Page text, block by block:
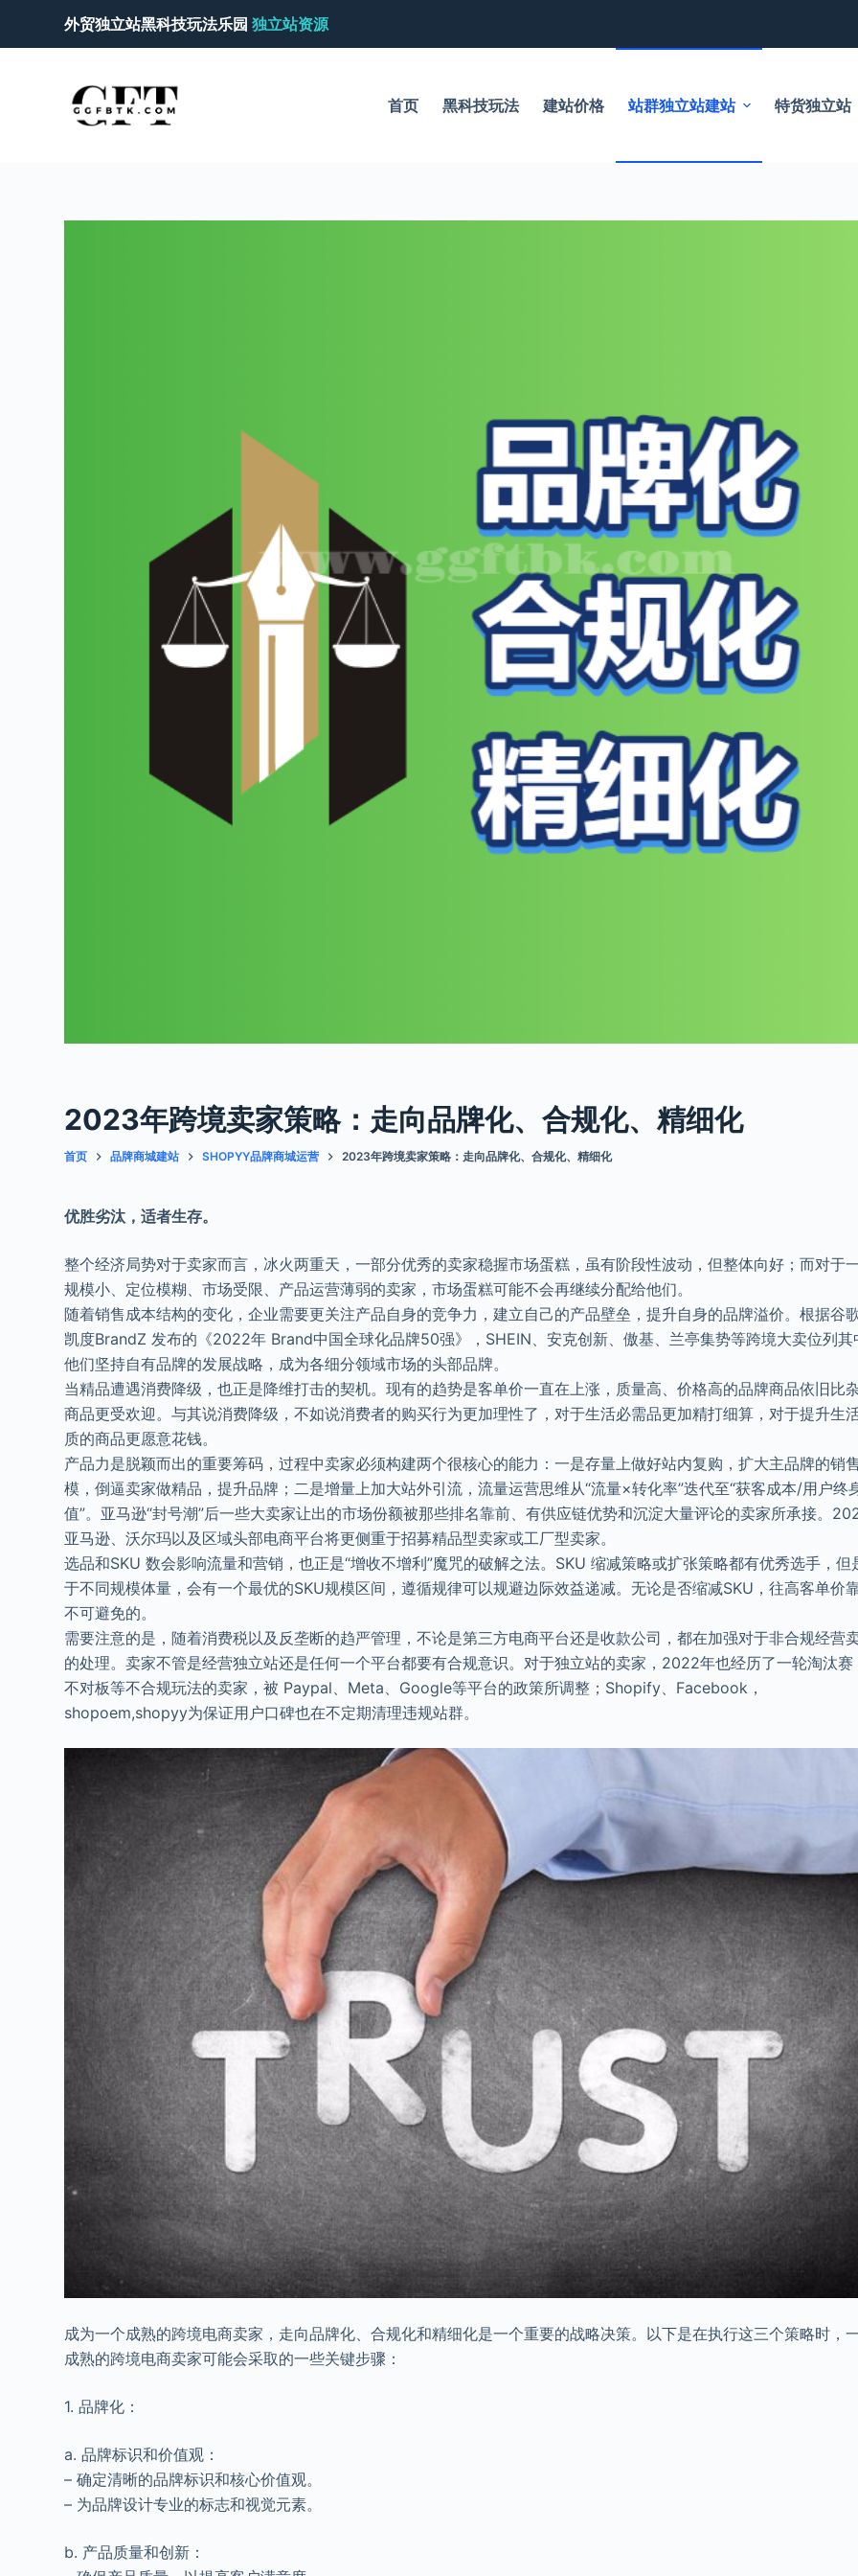
过
外贸独立站黑科技玩法乐园独立站资源
首页 黑科技玩法 建站价格 站群独立站建站 特货独立站
2023年跨境卖家策略：走向品牌化、合规化、精细化
首页 品牌商城建站 SHOPYY品牌商城运营 2023年跨境卖家策略：走向品牌化、合规化、精细化
优胜劣汰，适者生存。
整个经济局势对于卖家而言，冰火两重天，一部分优秀的卖家稳握市场蛋糕，虽有阶段性波动，但整体向好；而对于
规模小、定位模糊、市场受限、产品运营薄弱的卖家，市场蛋糕可能不会再继续分配给他们。
随着销售成本结构的变化，企业需要更关注产品自身的竞争力，建立自己的产品壁垒，提升自身的品牌溢价。根据谷
凯度BrandZ 发布的《2022年 Brand中国全球化品牌50强》，SHEIN、安克创新、傲基、兰亭集势等跨境大卖位列其
他们坚持自有品牌的发展战略，成为各细分领域市场的头部品牌。
当精品遭遇消费降级，也正是降维打击的契机。现有的趋势是客单价一直在上涨，质量高、价格高的品牌商品依旧比
商品更受欢迎。与其说消费降级，不如说消费者的购买行为更加理性了，对于生活必需品更加精打细算，对于提升生
质的商品更愿意花钱。
产品力是脱颖而出的重要筹码，过程中卖家必须构建两个很核心的能力：一是存量上做好站内复购，扩大主品牌的销
模，倒逼卖家做精品，提升品牌；二是增量上加大站外引流，流量运营思维从“流量×转化率”迭代至“获客成本/用户终
值”。亚马逊“封号潮”后一些大卖家让出的市场份额被那些排名靠前、有供应链优势和沉淀大量评论的卖家所承接。
亚马逊、沃尔玛以及区域头部电商平台将更侧重于招募精品型卖家或工厂型卖家。
选品和SKU 数会影响流量和营销，也正是“增收不增利”魔咒的破解之法。SKU 缩减策略或扩张策略都有优秀选手，但
于不同规模体量，会有一个最优的SKU规模区间，遵循规律可以规避边际效益递减。无论是否缩减SKU，往高客单价
不可避免的。
需要注意的是，随着消费税以及反垄断的趋严管理，不论是第三方电商平台还是收款公司，都在加强对于非合规经营
的处理。卖家不管是经营独立站还是任何一个平台都要有合规意识。对于独立站的卖家，2022年也经历了一轮淘汰赛
不对板等不合规玩法的卖家，被 Paypal、Meta、Google等平台的政策所调整；Shopify、Facebook，
shopoem,shopyy为保证用户口碑也在不定期清理违规站群。
成为一个成熟的跨境电商卖家，走向品牌化、合规化和精细化是一个重要的战略决策。以下是在执行这三个策略时，
成熟的跨境电商卖家可能会采取的一些关键步骤：
1. 品牌化：
a. 品牌标识和价值观：
– 确定清晰的品牌标识和核心价值观。
– 为品牌设计专业的标志和视觉元素。
b. 产品质量和创新：